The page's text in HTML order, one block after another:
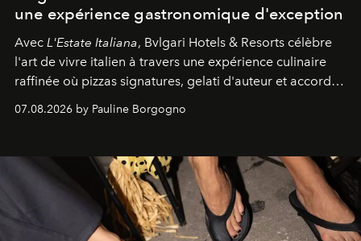
une expérience gastronomique d'exception
Avec L'Estate Italiana, Bvlgari Hotels & Resorts célèbre
l'art de vivre italien à travers une expérience culinaire
raffinée où pizzas signatures, gelati d'auteur et accords
07.08.2026 by Pauline Borgogno